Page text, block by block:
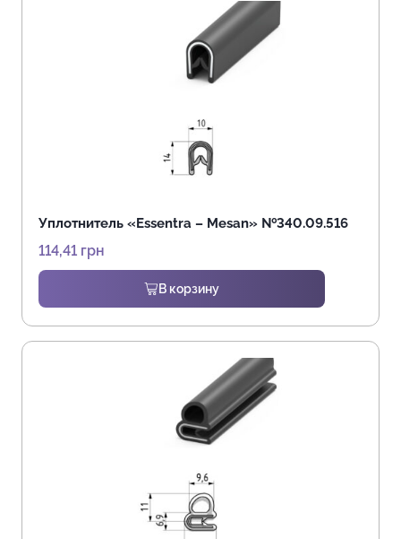
Уплотнитель «Essentra – Mesan» №340.09.516
114,41 грн
В корзину